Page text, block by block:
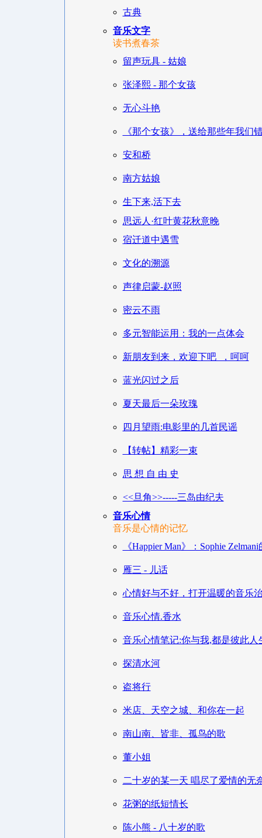
古典
音乐文字
读书煮春茶
留声玩具 - 姑娘
张泽熙 - 那个女孩
无心斗艳
《那个女孩》，送给那些年我们
安和桥
南方姑娘
生下来,活下去
思远人·红叶黄花秋意晚
宿迁道中遇雪
文化的溯源
声律启蒙-赵照
密云不雨
多元智能运用：我的一点体会
新朋友到来，欢迎下吧 ，呵呵
蓝光闪过之后
夏天最后一朵玫瑰
四月望雨:电影里的几首民谣
【转帖】精彩一束
思 想 自 由 史
<<旦角>>-----三岛由纪夫
音乐心情
音乐是心情的记忆
《Happier Man》：Sophie
雁三 - 儿话
心情好与不好，打开温暖的音乐
音乐心情.香水
音乐心情笔记:你与我,都是彼此人
探清水河
盗将行
米店、天空之城、和你在一起
南山南、皆非、孤鸟的歌
董小姐
二十岁的某一天 唱尽了爱情的无
花粥的纸短情长
陈小熊 - 八十岁的歌